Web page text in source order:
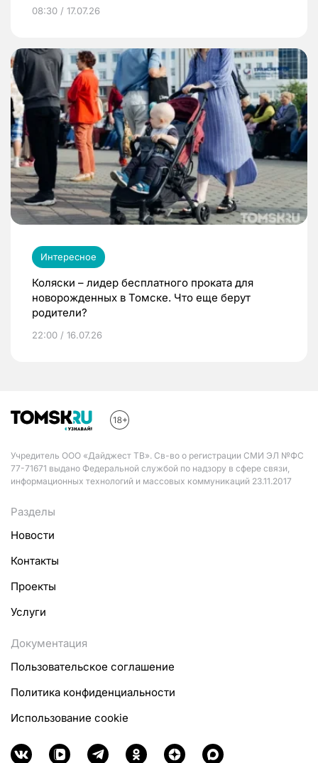
08:30 / 17.07.26
Интересное
Коляски – лидер бесплатного проката для
новорожденных в Томске. Что еще берут
родители?
22:00 / 16.07.26
Учредитель ООО «Дайджест ТВ». Св-во о регистрации СМИ ЭЛ №ФС
77-71671 выдано Федеральной службой по надзору в сфере связи,
информационных технологий и массовых коммуникаций 23.11.2017
Разделы
Новости
Контакты
Проекты
Услуги
Документация
Пользовательское соглашение
Политика конфиденциальности
Использование cookie